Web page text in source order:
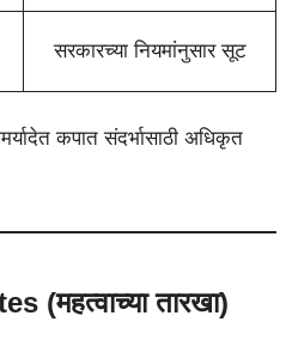
सरकारच्या नियमांनुसार सूट
कपात संदर्भासाठी अधिकृत
(महत्वाच्या तारखा)